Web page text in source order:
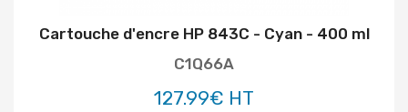
Cartouche d'encre HP 843C - Cyan - 400 ml
C1Q66A
127.99€ HT